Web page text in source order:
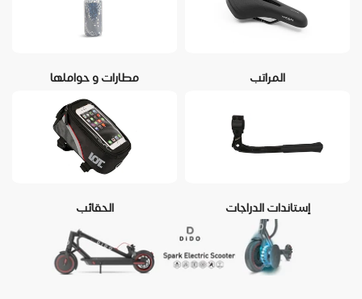
المراتب مطارات و حواملها
إستاندات الدراجات الحقائب